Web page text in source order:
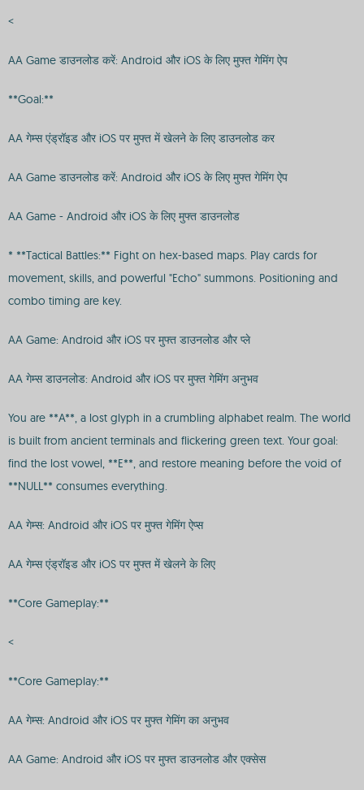
<
AA Game डाउनलोड करें: Android और iOS के लिए मुफ्त गेमिंग ऐप
**Goal:**
AA गेम्स एंड्रॉइड और iOS पर मुफ्त में खेलने के लिए डाउनलोड कर
AA Game डाउनलोड करें: Android और iOS के लिए मुफ्त गेमिंग ऐप
AA Game - Android और iOS के लिए मुफ्त डाउनलोड
* **Tactical Battles:** Fight on hex-based maps. Play cards for
movement, skills, and powerful "Echo" summons. Positioning and
combo timing are key.
AA Game: Android और iOS पर मुफ्त डाउनलोड और प्ले
AA गेम्स डाउनलोड: Android और iOS पर मुफ्त गेमिंग अनुभव
You are **A**, a lost glyph in a crumbling alphabet realm. The world
is built from ancient terminals and flickering green text. Your goal:
find the lost vowel, **E**, and restore meaning before the void of
**NULL** consumes everything.
AA गेम्स: Android और iOS पर मुफ्त गेमिंग ऐप्स
AA गेम्स एंड्रॉइड और iOS पर मुफ्त में खेलने के लिए
**Core Gameplay:**
<
**Core Gameplay:**
AA गेम्स: Android और iOS पर मुफ्त गेमिंग का अनुभव
AA Game: Android और iOS पर मुफ्त डाउनलोड और एक्सेस